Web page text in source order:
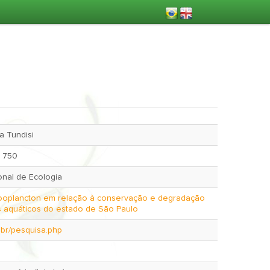
Tundisi
750
de Ecologia
em relação à conservação e degradação
aquáticos do estado de São Paulo
pesquisa.php